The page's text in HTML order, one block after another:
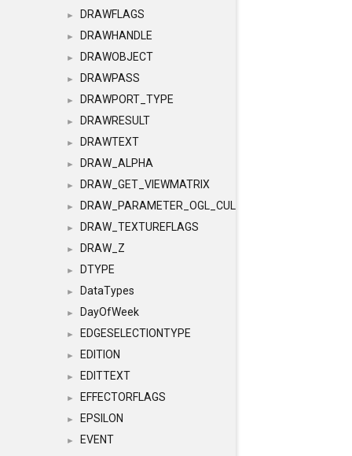
► DRAWFLAGS
► DRAWHANDLE
► DRAWOBJECT
► DRAWPASS
► DRAWPORT_TYPE
► DRAWRESULT
► DRAWTEXT
► DRAW_ALPHA
► DRAW_GET_VIEWMATRIX
► DRAW_PARAMETER_OGL_CULLING
► DRAW_TEXTUREFLAGS
► DRAW_Z
► DTYPE
► DataTypes
► DayOfWeek
► EDGESELECTIONTYPE
► EDITION
► EDITTEXT
► EFFECTORFLAGS
► EPSILON
►
EVENT